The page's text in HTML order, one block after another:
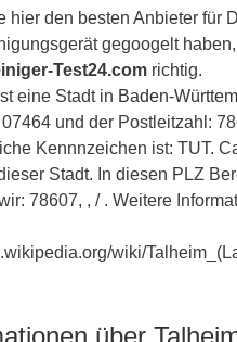
hier den besten Anbieter für
gegoogelt
Test24.com richtig.
eine Stadt in Baden-
und der Postleitzahl:
Kennnzeichen ist: TUT.
Stadt. In diesen PLZ
78607, , / . Weitere
wiki/